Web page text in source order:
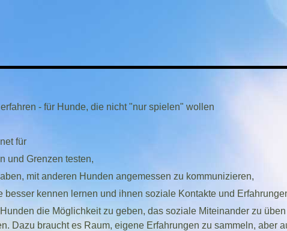
- für Hunde, die nicht "nur spielen" wollen
für
und Grenzen testen,
mit anderen Hunden angemessen zu kommunizieren,
besser kennen lernen und ihnen soziale Kontakte und
die Möglichkeit zu geben, das soziale Miteinander zu
Dazu braucht es Raum, eigene Erfahrungen zu sammeln, aber